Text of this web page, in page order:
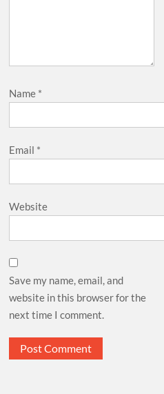
Name *
Email *
Website
Save my name, email, and
website in this browser for the
next time I comment.